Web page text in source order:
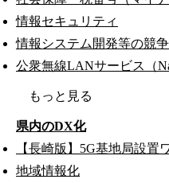
情報セキュリティ
情報システム開発等の競
公衆無線LANサービス（
もっと見る
県内のDX化
【長崎版】5G基地局設置
地域情報化